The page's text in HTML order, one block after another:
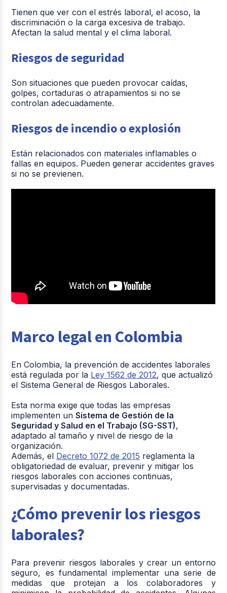
Tienen que ver con el estrés laboral, el acoso, la
discriminación o la carga excesiva de trabajo.
Afectan la salud mental y el clima laboral.
Riesgos deseguridad
Son situaciones que pueden provocar caídas,
golpes, cortaduras o atrapamientos si no se
controlan adecuadamente.
Riesgos de incendio o explosión
Están relacionados con materiales inflamables o
fallas en equipos. Pueden generar accidentes graves
si no se previenen.
Marco legal en Colombia
En Colombia, la prevención de accidentes laborales
está regulada por la Ley 1562 de 2012, que actualizó
el Sistema General de Riesgos Laborales.
Esta norma exige que todas las empresas
implementen unSistema de Gestión de la
Seguridad y Salud en el Trabajo (SG-SST),
adaptado al tamaño y nivel de riesgo de la
organización.
Además, el Decreto 1072 de 2015 reglamenta la
obligatoriedad de evaluar, prevenir y mitigar los
riesgos laborales con acciones continuas,
supervisadas y documentadas.
¿Cómo prevenir los riesgos
laborales?
Para prevenir riesgos laborales y crear un entorno
seguro, es fundamental implementar una serie de
medidas que protejan a los colaboradores y